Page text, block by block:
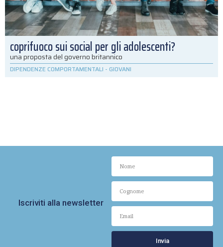
coprifuoco sui social per gli adolescenti?
una proposta del governo britannico
DIPENDENZE COMPORTAMENTALI - GIOVANI
Iscriviti alla newsletter
Invia